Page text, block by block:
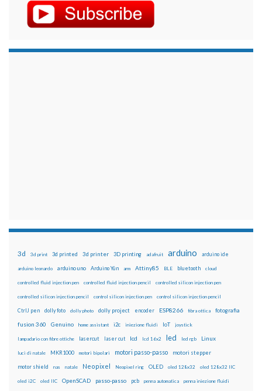
3d 3d print 3d printed 3d printer 3D printing adafruit arduino arduino ide
arduino leonardo arduino uno Arduino Yún arm Attiny85 BLE bluetooth cloud
controlled fluid injection pen controlled fluid injection pencil controlled silicon injection pen
controlled silicon injection pencil control silicon injection pen control silicon injection pencil
CtrlJ pen dolly foto dolly photo dolly project encoder ESP8266 fibra ottica fotografia
fusion 360 Genuino home assistant i2c iniezione fluidi IoT joystick
lampadario con fibre ottiche lasercut laser cut lcd lcd 16x2 led led rgb Linux
luci di natale MKR1000 motori bipolari motori passo-passo motori stepper
motor shield nas natale Neopixel Neopixel ring OLED oled 128x32 oled 128x32 IIC
oled i2C oled IIC OpenSCAD passo-passo pcb penna automatica penna iniezione fluidi